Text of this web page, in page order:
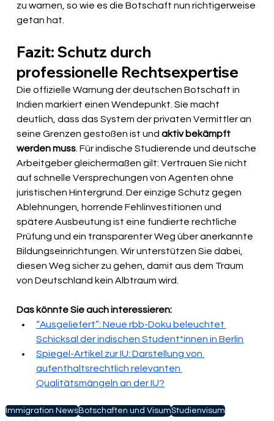
zu warnen, so wie es die Botschaft nun richtigerweise
getan hat.
Fazit: Schutz durch
professionelle Rechtsexpertise
Die offizielle Warnung der deutschen Botschaft in
Indien markiert einen Wendepunkt. Sie macht
deutlich, dass das System der privaten Vermittler an
seine Grenzen gestoßen ist und aktiv bekämpft
werden muss . Für indische Studierende und deutsche
Arbeitgeber gleichermaßen gilt: Vertrauen Sie nicht
auf schnelle Versprechungen von Agenten ohne
juristischen Hintergrund. Der einzige Schutz gegen
Ablehnungen, horrende Fehlinvestitionen und
spätere Ausbeutung ist eine fundierte rechtliche
Prüfung und ein transparenter Weg über anerkannte
Bildungseinrichtungen. Wir unterstützen Sie dabei,
diesen Weg sicher zu gehen, damit aus dem Traum
von Deutschland kein Albtraum wird.
Das könnte Sie auch interessieren:
“Ausgeliefert”: Neue rbb-Doku beleuchtet
Schicksal der indischen Student*innen in Berlin
Spiegel-Artikel zur IU: Darstellung von
aufenthaltsrechtlich relevanten
Qualitätsmängeln an der IU?
Immigration NewsBotschaften und VisumStudienvisum